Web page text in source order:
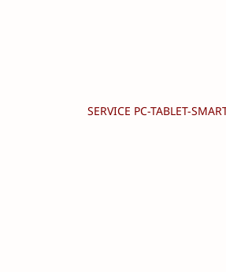
SERVICE PC-TABLET-